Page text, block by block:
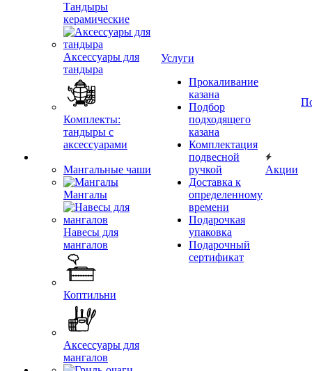
Тандыры
керамические
Аксессуары для
тандыра
Комплекты:
тандыры с
аксессуарами
Мангальные чаши
Мангалы
Навесы для
мангалов
Коптильни
Аксессуары для
мангалов
Услуги
Прокаливание
казана
Подбор
подходящего
казана
Комплектация
подвесной
ручкой
Доставка к
определенному
времени
Подарочкая
упаковка
Подарочный
сертификат
Акции